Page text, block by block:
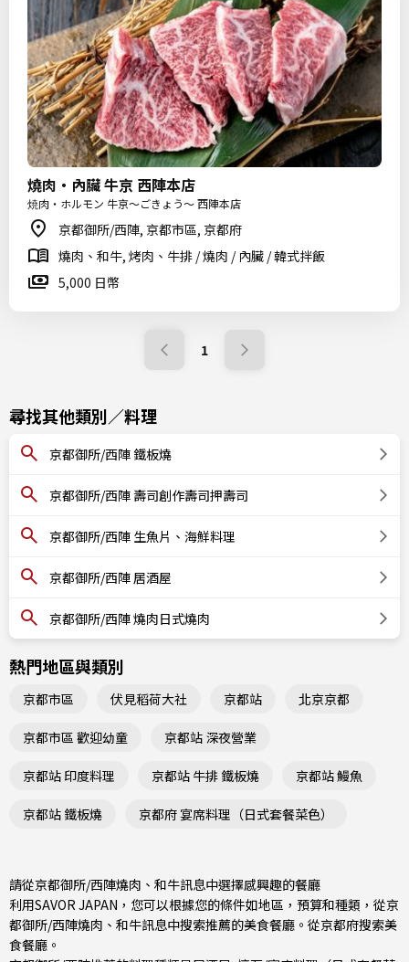
燒肉・內臟 牛京 西陣本店
焼肉・ホルモン 牛京～ごきょう～ 西陣本店
京都御所/西陣, 京都市區, 京都府
燒肉、和牛, 烤肉、牛排 / 燒肉 / 內臟 / 韓式拌飯
5,000 日幣
1
尋找其他類別／料理
京都御所/西陣 鐵板燒
京都御所/西陣 壽司創作壽司押壽司
京都御所/西陣 生魚片、海鮮料理
京都御所/西陣 居酒屋
京都御所/西陣 燒肉日式燒肉
熱門地區與類別
京都市區 伏見稻荷大社 京都站 北京京都
京都市區 歡迎幼童 京都站 深夜營業
京都站 印度料理 京都站 牛排 鐵板燒 京都站 鰻魚
京都站 鐵板燒 京都府 宴席料理（日式套餐菜色）
請從京都御所/西陣燒肉、和牛訊息中選擇感興趣的餐廳
利用SAVOR JAPAN，您可以根據您的條件如地區，預算和種類，從京
都御所/西陣燒肉、和牛訊息中搜索推薦的美食餐廳。從京都府搜索美
食餐廳。